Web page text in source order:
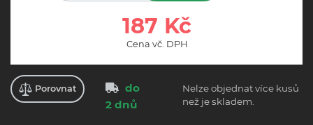
187 Kč
Cena vč. DPH
Porovnat
do
2 dnů
Nelze objednat více kusů
než je skladem.